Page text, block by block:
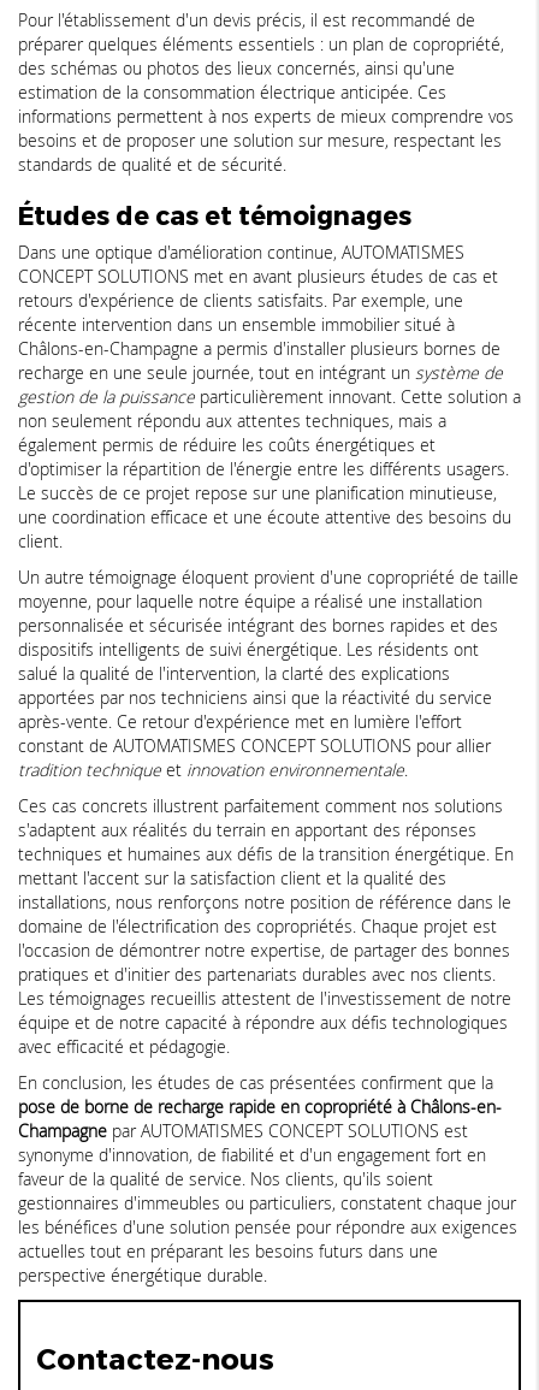
Pour l'établissement d'un devis précis, il est recommandé de
préparer quelques éléments essentiels : un plan de copropriété,
des schémas ou photos des lieux concernés, ainsi qu'une
estimation de la consommation électrique anticipée. Ces
informations permettent à nos experts de mieux comprendre vos
besoins et de proposer une solution sur mesure, respectant les
standards de qualité et de sécurité.
Études de cas et témoignages
Dans une optique d'amélioration continue, AUTOMATISMES
CONCEPT SOLUTIONS met en avant plusieurs études de cas et
retours d'expérience de clients satisfaits. Par exemple, une
récente intervention dans un ensemble immobilier situé à
Châlons-en-Champagne a permis d'installer plusieurs bornes de
recharge en une seule journée, tout en intégrant un système de
gestion de la puissance particulièrement innovant. Cette solution a
non seulement répondu aux attentes techniques, mais a
également permis de réduire les coûts énergétiques et
d'optimiser la répartition de l'énergie entre les différents usagers.
Le succès de ce projet repose sur une planification minutieuse,
une coordination efficace et une écoute attentive des besoins du
client.
Un autre témoignage éloquent provient d'une copropriété de taille
moyenne, pour laquelle notre équipe a réalisé une installation
personnalisée et sécurisée intégrant des bornes rapides et des
dispositifs intelligents de suivi énergétique. Les résidents ont
salué la qualité de l'intervention, la clarté des explications
apportées par nos techniciens ainsi que la réactivité du service
après-vente. Ce retour d'expérience met en lumière l'effort
constant de AUTOMATISMES CONCEPT SOLUTIONS pour allier
tradition technique et innovation environnementale.
Ces cas concrets illustrent parfaitement comment nos solutions
s'adaptent aux réalités du terrain en apportant des réponses
techniques et humaines aux défis de la transition énergétique. En
mettant l'accent sur la satisfaction client et la qualité des
installations, nous renforçons notre position de référence dans le
domaine de l'électrification des copropriétés. Chaque projet est
l'occasion de démontrer notre expertise, de partager des bonnes
pratiques et d'initier des partenariats durables avec nos clients.
Les témoignages recueillis attestent de l'investissement de notre
équipe et de notre capacité à répondre aux défis technologiques
avec efficacité et pédagogie.
En conclusion, les études de cas présentées confirment que la
pose de borne de recharge rapide en copropriété à Châlons-en-
Champagne par AUTOMATISMES CONCEPT SOLUTIONS est
synonyme d'innovation, de fiabilité et d'un engagement fort en
faveur de la qualité de service. Nos clients, qu'ils soient
gestionnaires d'immeubles ou particuliers, constatent chaque jour
les bénéfices d'une solution pensée pour répondre aux exigences
actuelles tout en préparant les besoins futurs dans une
perspective énergétique durable.
Contactez-nous